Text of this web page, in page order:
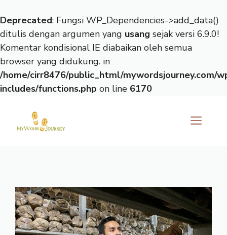
Deprecated: Fungsi WP_Dependencies->add_data()
ditulis dengan argumen yang usang sejak versi 6.9.0!
Komentar kondisional IE diabaikan oleh semua
browser yang didukung. in
/home/cirr8476/public_html/mywordsjourney.com/
includes/functions.php on line 6170